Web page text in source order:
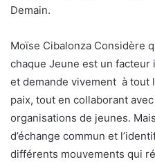
Demain.
Moïse Cibalonza Considère
chaque Jeune est un
et demande vivement à tout
paix, tout en collaborant
organisations de jeunes.
d’échange commun et
différents mouvements qui